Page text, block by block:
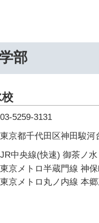
部
03-5259-3131
東京都千代田区神田駿河
JR中央線(快速) 御茶ノ
東京メトロ半蔵門線 神
東京メトロ丸ノ内線 本